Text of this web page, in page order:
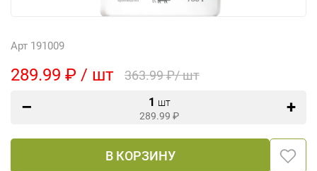
Арт 191009
289.99 ₽ / шт 363.99 ₽/ шт
1 шт
289.99 ₽
В КОРЗИНУ